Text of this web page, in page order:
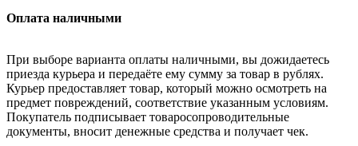
Оплата наличными
При выборе варианта оплаты наличными, вы дожидаетесь
приезда курьера и передаёте ему сумму за товар в рублях.
Курьер предоставляет товар, который можно осмотреть на
предмет повреждений, соответствие указанным условиям.
Покупатель подписывает товаросопроводительные
документы, вносит денежные средства и получает чек.